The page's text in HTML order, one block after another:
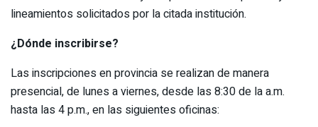
lineamientos solicitados por la citada institución.
¿Dónde inscribirse?
Las inscripciones en provincia se realizan de manera
presencial, de lunes a viernes, desde las 8:30 de la a.m.
hasta las 4 p.m., en las siguientes oficinas: